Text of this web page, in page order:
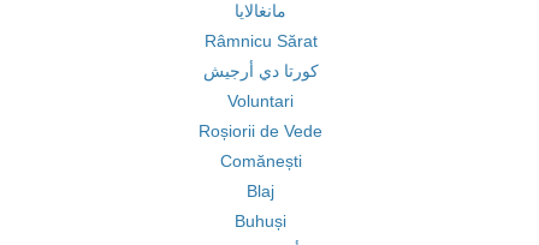
مانغالايا
Râmnicu Sărat
كورتا دي أرجيش
Voluntari
Roșiorii de Vede
Comănești
Blaj
Buhuși